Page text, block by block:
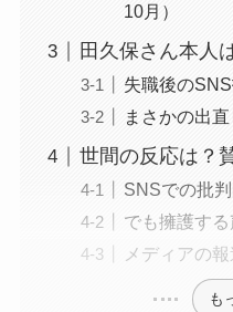
10月）
田久保さん本人
失職後の
まさかの出
世間の反応は？
SNSでの批
でも擁護する
メディアの
も